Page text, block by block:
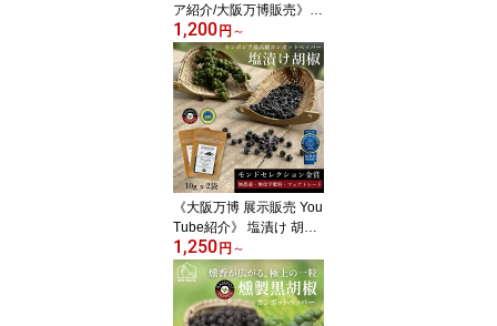
ア紹介/大阪万博販売》 2
5g 50g カンポットペッ
パー コンポントム モン
ドセレクション 無農薬
無添加 カンボジア産 生
胡椒 粒 生胡椒の塩漬け
最高級 粒胡椒 こしょう
高級調味料 おつまみ ギ
フト プチギフト ステー
キ チーズ 肉 黒胡椒
1,200円 ～
《大阪万博 展示販売 You
Tube紹介》 塩漬け 胡椒
10gx2 5 10袋 モンドセレ
クション金賞 カンボジア
最高級こしょう カンポッ
トペッパー 生胡椒 無農
1,250円 ～